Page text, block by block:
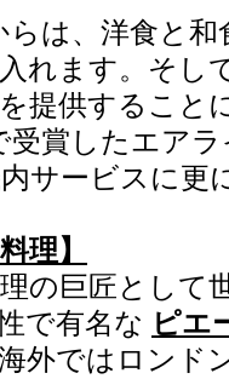
らは、洋食と
れます。そし
提供すること
受賞したエア
サービスに更
理】
の巨匠として
で有名な ピエ
外ではロンド